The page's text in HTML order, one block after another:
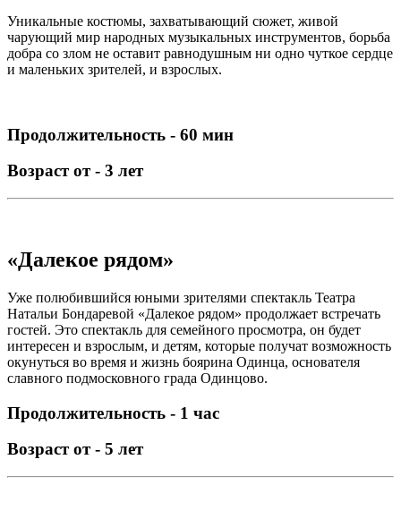
Уникальные костюмы, захватывающий сюжет, живой
чарующий мир народных музыкальных инструментов, борьба
добра со злом не оставит равнодушным ни одно чуткое сердце
и маленьких зрителей, и взрослых.
Продолжительность - 60 мин
Возраст от - 3 лет
«Далекое рядом»
Уже полюбившийся юными зрителями спектакль Театра
Натальи Бондаревой «Далекое рядом» продолжает встречать
гостей. Это спектакль для семейного просмотра, он будет
интересен и взрослым, и детям, которые получат возможность
окунуться во время и жизнь боярина Одинца, основателя
славного подмосковного града Одинцово.
Продолжительность - 1 час
Возраст от - 5 лет